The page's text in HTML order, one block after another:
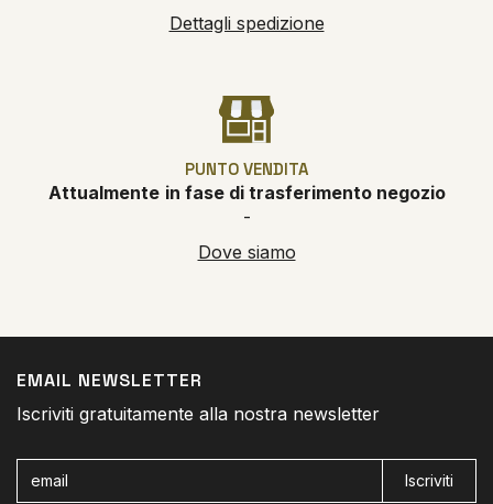
Dettagli spedizione
PUNTO VENDITA
Attualmente in fase di trasferimento negozio
-
Dove siamo
EMAIL NEWSLETTER
Iscriviti gratuitamente alla nostra newsletter
Iscriviti